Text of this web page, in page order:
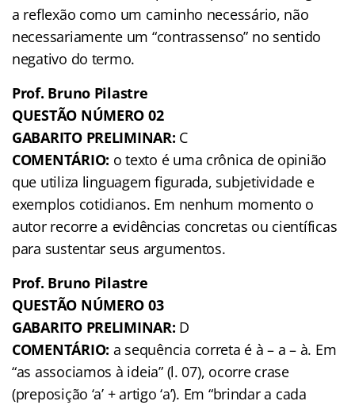
a reflexão como um caminho necessário, não
necessariamente um “contrassenso” no sentido
negativo do termo.
Prof. Bruno Pilastre
QUESTÃO NÚMERO 02
GABARITO PRELIMINAR: C
COMENTÁRIO: o texto é uma crônica de opinião
que utiliza linguagem figurada, subjetividade e
exemplos cotidianos. Em nenhum momento o
autor recorre a evidências concretas ou científicas
para sustentar seus argumentos.
Prof. Bruno Pilastre
QUESTÃO NÚMERO 03
GABARITO PRELIMINAR: D
COMENTÁRIO: a sequência correta é à – a – à. Em
“as associamos à ideia” (l. 07), ocorre crase
(preposição ‘a’ + artigo ‘a’). Em “brindar a cada